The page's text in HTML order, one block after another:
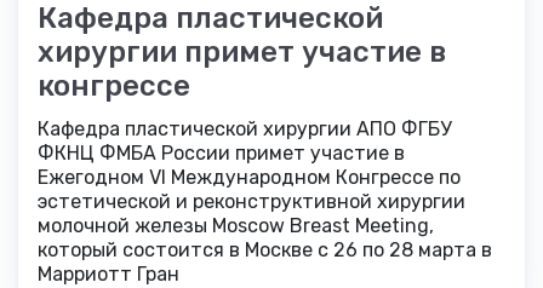
Кафедра пластической
хирургии примет участие в
конгрессе
Кафедра пластической хирургии АПО ФГБУ
ФКНЦ ФМБА России примет участие в
Ежегодном VI Международном Конгрессе по
эстетической и реконструктивной хирургии
молочной железы Moscow Breast Meeting,
который состоится в Москве с 26 по 28 марта в
Марриотт Гран